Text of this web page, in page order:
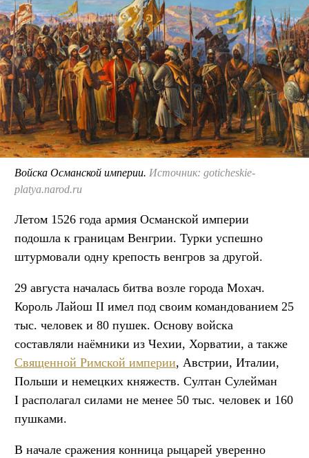
Войска Османской империи. Источник: goticheskie-
platya.narod.ru
Летом 1526 года армия Османской империи
подошла к границам Венгрии. Турки успешно
штурмовали одну крепость венгров за другой.
29 августа началась битва возле города Мохач.
Король Лайош II имел под своим командованием 25
тыс. человек и 80 пушек. Основу войска
составляли наёмники из Чехии, Хорватии, а также
Священной Римской империи, Австрии, Италии,
Польши и немецких княжеств. Султан Сулейман
I располагал силами не менее 50 тыс. человек и 160
пушками.
В начале сражения конница рыцарей уверенно